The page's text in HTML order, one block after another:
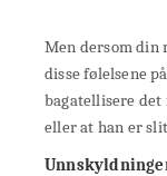
Men dersom din
disse følelsene
bagatellisere det
eller at han er